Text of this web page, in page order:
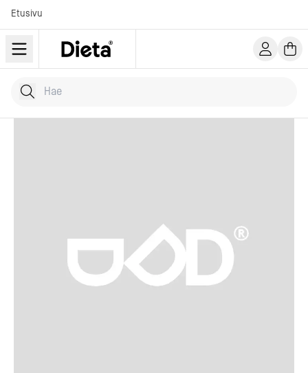
Etusivu
Hae tuotteita
Kirjoita hakusana...